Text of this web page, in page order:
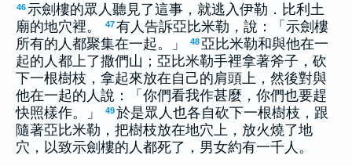
46 示劍樓的眾人聽見了這事，就逃入伊勒．比利土
廟的地穴裡。
47有人告訴亞比米勒，說：「示劍樓
所有的人都聚集在一起。」
48亞比米勒和與他在一
起的人都上了撒們山；亞比米勒手裡拿著斧子，砍
下一根樹枝，拿起來放在自己的肩頭上，然後對與
他在一起的人說：「你們看我作甚麼，你們也要趕
快照樣作。」
49於是眾人也各自砍下一根樹枝，跟
隨著亞比米勒，把樹枝放在地穴上，放火燒了地
穴，以致示劍樓的人都死了，男女約有一千人。